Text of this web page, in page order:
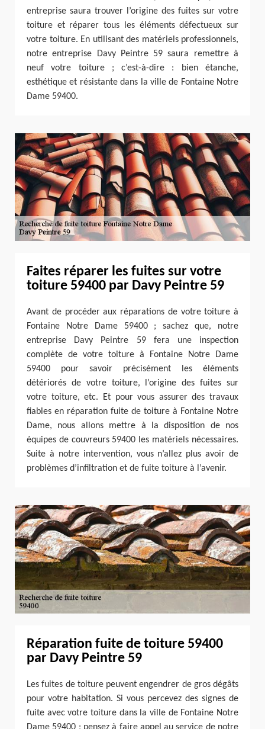
entreprise saura trouver l’origine des fuites sur votre
toiture et réparer tous les éléments défectueux sur
votre toiture. En utilisant des matériels professionnels,
notre entreprise Davy Peintre 59 saura remettre à
neuf votre toiture ; c’est-à-dire : bien étanche,
esthétique et résistante dans la ville de Fontaine Notre
Dame 59400.
Faites réparer les fuites sur votre
toiture 59400 par Davy Peintre 59
Avant de procéder aux réparations de votre toiture à
Fontaine Notre Dame 59400 ; sachez que, notre
entreprise Davy Peintre 59 fera une inspection
complète de votre toiture à Fontaine Notre Dame
59400 pour savoir précisément les éléments
détériorés de votre toiture, l’origine des fuites sur
votre toiture, etc. Et pour vous assurer des travaux
fiables en réparation fuite de toiture à Fontaine Notre
Dame, nous allons mettre à la disposition de nos
équipes de couvreurs 59400 les matériels nécessaires.
Suite à notre intervention, vous n’allez plus avoir de
problèmes d’infiltration et de fuite toiture à l’avenir.
Réparation fuite de toiture 59400
par Davy Peintre 59
Les fuites de toiture peuvent engendrer de gros dégâts
pour votre habitation. Si vous percevez des signes de
fuite avec votre toiture dans la ville de Fontaine Notre
Dame 59400 ; pensez à faire appel au service de notre